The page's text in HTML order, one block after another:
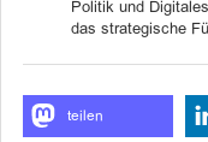
Politik und
das strategische
teilen